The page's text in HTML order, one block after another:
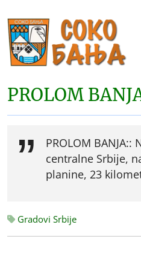
PROLOM
PROLOM BANJA::
centralne Srbije,
planine, 23
Gradovi Srbije